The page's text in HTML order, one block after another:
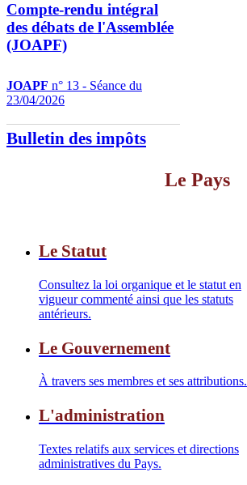
Compte-rendu intégral
des débats de l'Assemblée
(JOAPF)
JOAPF n° 13 - Séance du
23/04/2026
Bulletin des impôts
Le Pays
Le Statut
Consultez la loi organique et le statut en
vigueur commenté ainsi que les statuts
antérieurs.
Le Gouvernement
À travers ses membres et ses attributions.
L'administration
Textes relatifs aux services et directions
administratives du Pays.